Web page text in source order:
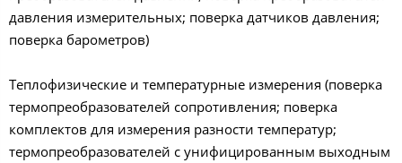
давления измерительных; поверка датчиков давления;
поверка барометров)
Теплофизические и температурные измерения (поверка
термопреобразователей сопротивления; поверка
комплектов для измерения разности температур;
термопреобразователей с унифицированным выходным